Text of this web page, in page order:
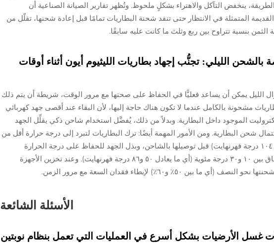
ينخفض التآكل والاهتراء بشكلٍ ملحوظ. وتُظهر تقارير الصيانة الصناعية أن
المتمثلة في الانتظار حتى تنفد شحنة البطاريات تمامًا قبل إعادة شحنها، تقلّل من
الثمن بنسبة تتراوح بين ربع وثلث ما كانت عليه سابقًا.
الليلي: تجنُّب إجهاد بطاريات الليثيوم أيون أثناء أوقات
الليل يمكن أن يساعد فعليًّا في الحفاظ على صحتها مع مرور الوقت، شريطة أن يتم ذلك
مشحونة بالكامل عندما لا تكون هناك حاجة إليها، لأن البقاء عند أقصى جهد كهربائي
الموجود داخل البطارية. وبدلاً من ذلك، يُفضَّل استخدام شاحن ذكي يقلِّل الجهد
١٣,٦ فولت بعد اكتمال شحن البطارية. ومن الأمور المهمة أيضًا: ترك البطاريات لتبرد إلى درجة حرارة أقل من
نحو ٤٠ درجة مئوية (أي ما يعادل ١٠٤ درجة فهرنهايت) قبل توصيلها بالشاحن، وبذل الجهد للحفاظ على درجة الحرارة
المحيطة أثناء الشحن ضمن النطاق بين ١٠ و٣٠ درجة مئوية (أي ما يعادل ٥٠ و٨٦ درجة فهرنهايت). وعند تخزين الأجهزة
٥٠٪ و٦٠٪) لإبطاء فقدان السعة مع مرور الزمن.
الأسئلة الشائعة
غسل الأرضيات بشكل أسرع في العمليات التي تعمل بنظام نوبتين